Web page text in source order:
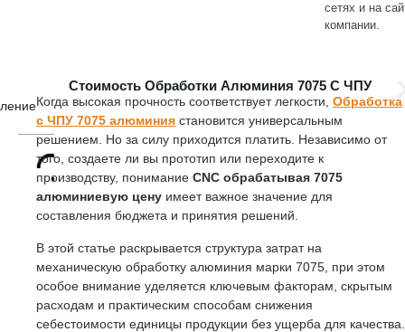
сетях и на
компании.
Стоимость Обработки Алюминия 7075 С ЧПУ
Когда высокая прочность соответствует легкости, Обработка
с ЧПУ 7075 алюминия становится универсальным
решением. Но за силу приходится платить. Независимо от
того, создаете ли вы прототип или переходите к
производству, понимание CNC обрабатывая 7075
алюминиевую цену имеет важное значение для
составления бюджета и принятия решений.
В этой статье раскрывается структура затрат на
механическую обработку алюминия марки 7075, при этом
особое внимание уделяется ключевым факторам, скрытым
расходам и практическим способам снижения
себестоимости единицы продукции без ущерба для качества.